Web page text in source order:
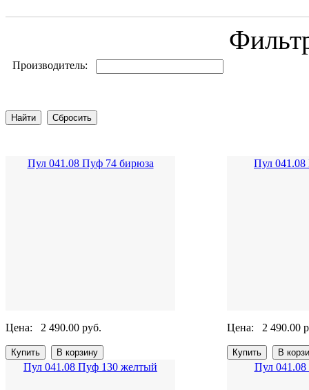
Производитель:
Пул 041.08 Пуф 74 бирюза
Цена: 2 490.00 руб.
Пул
Цена: 2 490.00
Пул 041.08 Пуф 130 желтый Пул